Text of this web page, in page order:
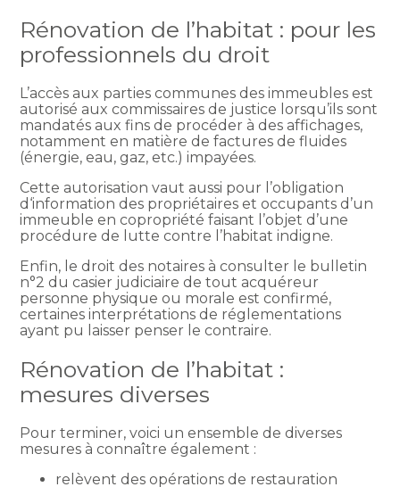
Rénovation de l’habitat : pour les
professionnels du droit
L’accès aux parties communes des immeubles est
autorisé aux commissaires de justice lorsqu’ils sont
mandatés aux fins de procéder à des affichages,
notamment en matière de factures de fluides
(énergie, eau, gaz, etc.) impayées.
Cette autorisation vaut aussi pour l’obligation
d‘information des propriétaires et occupants d’un
immeuble en copropriété faisant l’objet d’une
procédure de lutte contre l’habitat indigne.
Enfin, le droit des notaires à consulter le bulletin
n°2 du casier judiciaire de tout acquéreur
personne physique ou morale est confirmé,
certaines interprétations de réglementations
ayant pu laisser penser le contraire.
Rénovation de l’habitat :
mesures diverses
Pour terminer, voici un ensemble de diverses
mesures à connaître également :
relèvent des opérations de restauration